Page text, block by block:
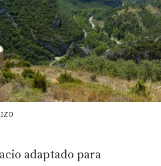
adaptado para